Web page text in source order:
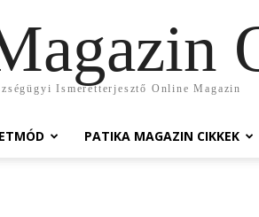
Ismeretterjesztő Online Magazin
PATIKA MAGAZIN CIKKEK